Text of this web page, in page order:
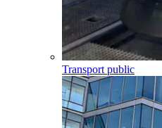
Transport public